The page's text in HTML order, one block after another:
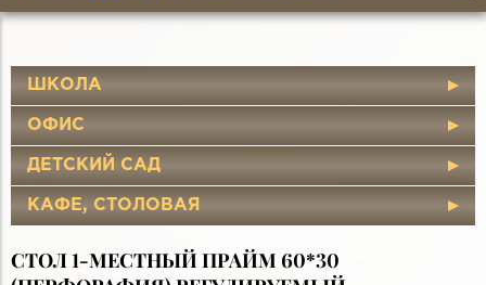
ШКОЛА
ОФИС
ДЕТСКИЙ САД
КАФЕ, СТОЛОВАЯ
СТОЛ 1-МЕСТНЫЙ ПРАЙМ 60*30